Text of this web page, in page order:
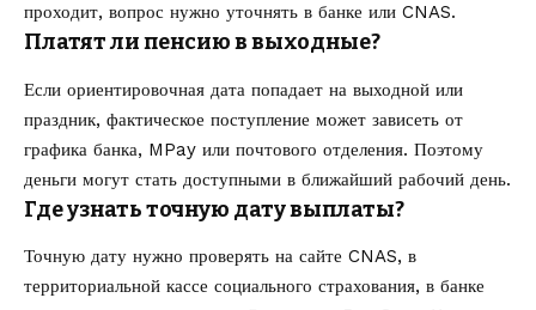
проходит, вопрос нужно уточнять в банке или CNAS.
Платят ли пенсию в выходные?
Если ориентировочная дата попадает на выходной или
праздник, фактическое поступление может зависеть от
графика банка, MPay или почтового отделения. Поэтому
деньги могут стать доступными в ближайший рабочий день.
Где узнать точную дату выплаты?
Точную дату нужно проверять на сайте CNAS, в
территориальной кассе социального страхования, в банке